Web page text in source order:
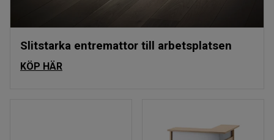
Slitstarka entremattor till arbetsplatsen
KÖP HÄR